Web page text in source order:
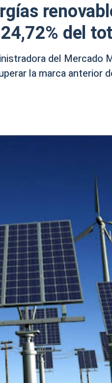
del
del Mercado
la marca anterior